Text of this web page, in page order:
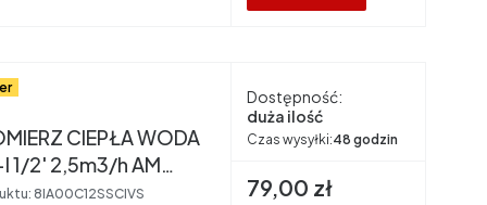
CIEPŁA WODA
1/2' 2,5m3/h AM
8IA00C12SSCIVS
Dostępność:
duża ilość
Czas wysyłki:48 godzin
Cena brutto
79,00 zł